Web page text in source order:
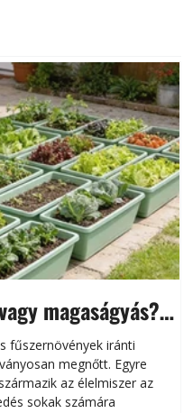
magaságyás?
fűszernövények iránti
megnőtt. Egyre
az élelmiszer az
sokak számára